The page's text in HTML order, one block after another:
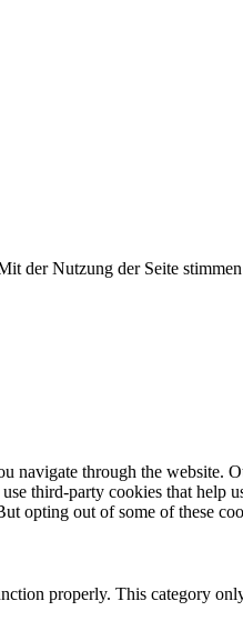
der Nutzung der Seite
through the website.
third-party cookies that
opting out of some of these
properly. This category